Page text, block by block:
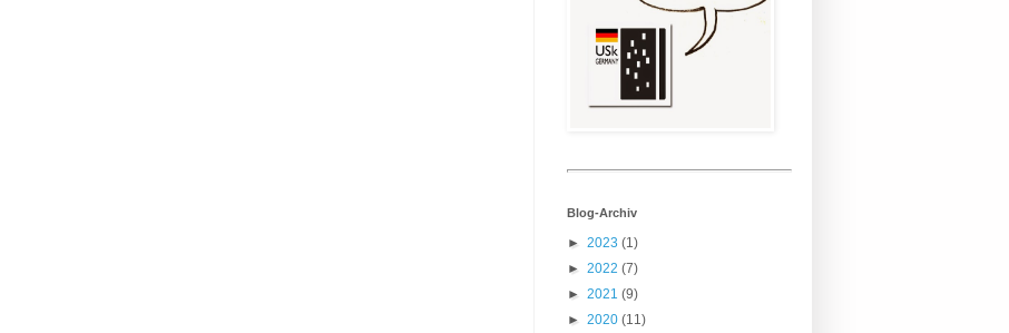
Blog-Archiv
► 2023 (1)
► 2022 (7)
► 2021 (9)
► 2020 (11)